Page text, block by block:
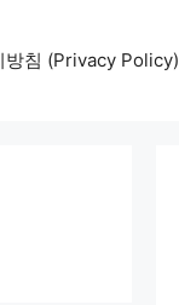
방침 (Privacy Policy)